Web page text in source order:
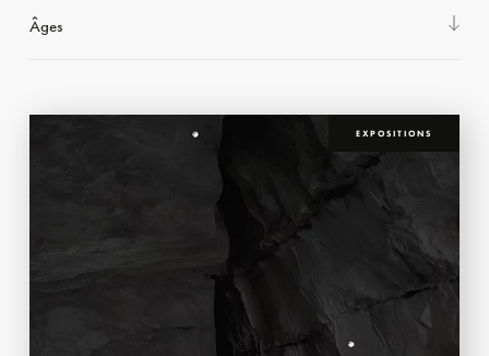
Âges
EXPOSITIONS